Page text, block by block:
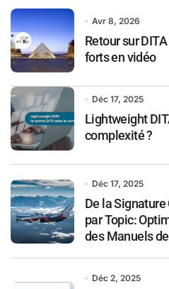
Avr 8, 2026
Retour sur
forts en vidéo
Déc 17, 2025
Lightweight
complexité ?
Déc 17, 2025
De la
par Topic:
des Manuels
Déc 2, 2025